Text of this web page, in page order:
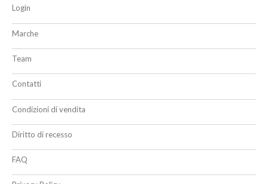
Login
Marche
Team
Contatti
Condizioni di vendita
Diritto di recesso
FAQ